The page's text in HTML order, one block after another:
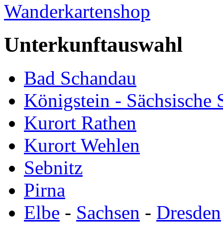
Wanderkartenshop
Unterkunftauswahl
Bad Schandau
Königstein - Sächsische
Kurort Rathen
Kurort Wehlen
Sebnitz
Pirna
Elbe - Sachsen - Dresden